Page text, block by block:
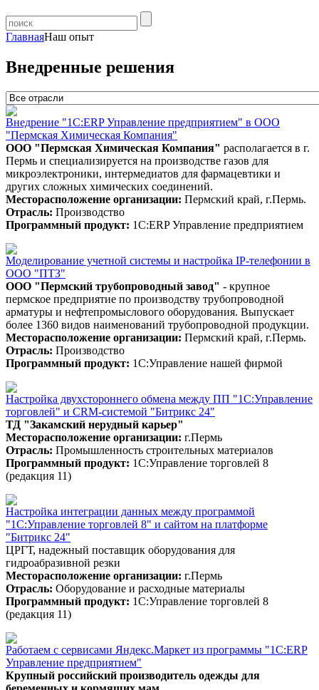
ГлавнаяНаш опыт
Внедренные решения
Внедрение "1С:ERP Управление предприятием" в ООО
"Пермская Химическая Компания"
ООО "Пермская Химическая Компания" располагается в г.
Пермь и специализируется на производстве газов для
микроэлектроники, интермедиатов для фармацевтики и
других сложных химических соединений.
Месторасположение организации: Пермский край, г.Пермь.
Отрасль: Производство
Программный продукт: 1С:ERP Управление предприятием
Моделирование учетной системы и настройка IP-телефонии в
ООО "ПТЗ"
ООО "Пермский трубопроводный завод" - крупное
пермское предприятие по производству трубопроводной
арматуры и нефтепромыслового оборудования. Выпускает
более 1360 видов наименований трубопроводной продукции.
Месторасположение организации: Пермский край, г.Пермь.
Отрасль: Производство
Программный продукт: 1С:Управление нашей фирмой
Настройка двухстороннего обмена между ПП "1С:Управление
торговлей" и CRM-системой "Битрикс 24"
ТД "Закамский нерудный карьер"
Месторасположение организации: г.Пермь
Отрасль: Промышленность строительных материалов
Программный продукт: 1С:Управление торговлей 8
(редакция 11)
Настройка интеграции данных между программой
"1С:Управление торговлей 8" и сайтом на платформе
"Битрикс 24"
ЦРГТ, надежный поставщик оборудования для
гидроабразивной резки
Месторасположение организации: г.Пермь
Отрасль: Оборудование и расходные материалы
Программный продукт: 1С:Управление торговлей 8
(редакция 11)
Работаем с сервисами Яндекс.Маркет из программы "1С:ERP
Управление предприятием"
Крупный российский производитель одежды для